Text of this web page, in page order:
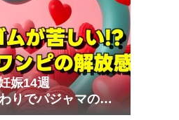
娠14週
りでパジャマのゴ
レスフリーなマタ